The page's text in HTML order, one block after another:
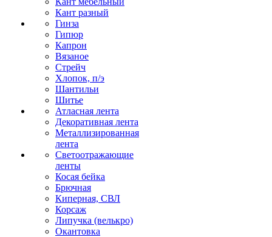
Кант разный
Гинза
Гипюр
Капрон
Вязаное
Стрейч
Хлопок, п/э
Шантильи
Шитье
Атласная лента
Декоративная лента
Металлизированная
лента
Светоотражающие
ленты
Косая бейка
Брючная
Киперная, СВЛ
Корсаж
Липучка (велькро)
Окантовка